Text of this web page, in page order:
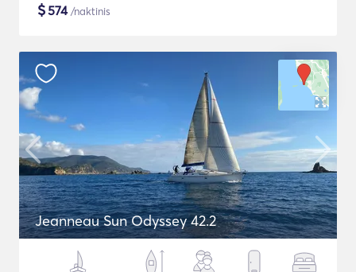
$574/naktinis
Jeanneau Sun Odyssey 42.2